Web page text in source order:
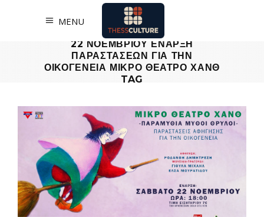
MENU
22 ΝΟΕΜΒΡΙΟΥ ΕΝΑΡΞΗ
ΠΑΡΑΣΤΑΣΕΩΝ ΓΙΑ ΤΗΝ
ΟΙΚΟΓΕΝΕΙΑ ΜΙΚΡΟ ΘΕΑΤΡΟ ΧΑΝΘ
TAG